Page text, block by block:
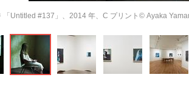
「Untitled #137」、2014 年、C プリント© Ayaka